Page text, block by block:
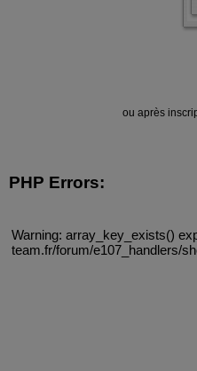
ou après
PHP Errors:
Warning: array_key_exists()
team.fr/forum/e107_handlers/